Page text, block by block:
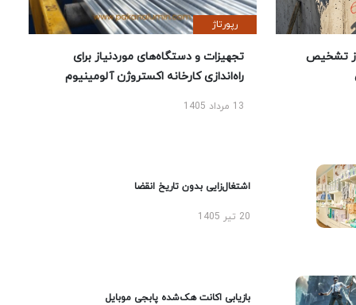
تشخیص
رپورتاژ
تجهیزات و دستگاه‌های موردنیاز برای
راه‌اندازی کارخانه اکستروژن آلومینیوم
13 مرداد 1405
اشتغال‌زایی بدون تاریخ انقضا
20 تیر 1405
بازیابی اکانت هک‌شده پابجی موبایل